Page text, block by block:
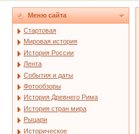
Меню сайта
Стартовая
Мировая история
История России
Лента
События и даты
Фотообзоры
История Древнего Рима
История стран мира
Рыцари
Историческое